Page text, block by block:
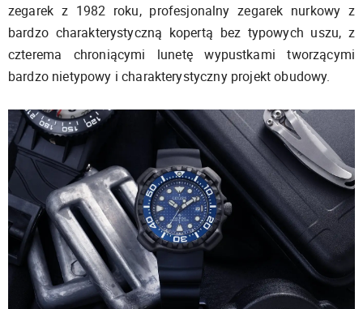
zegarek z 1982 roku, profesjonalny zegarek nurkowy z
bardzo charakterystyczną kopertą bez typowych uszu, z
czterema chroniącymi lunetę wypustkami tworzącymi
bardzo nietypowy i charakterystyczny projekt obudowy.